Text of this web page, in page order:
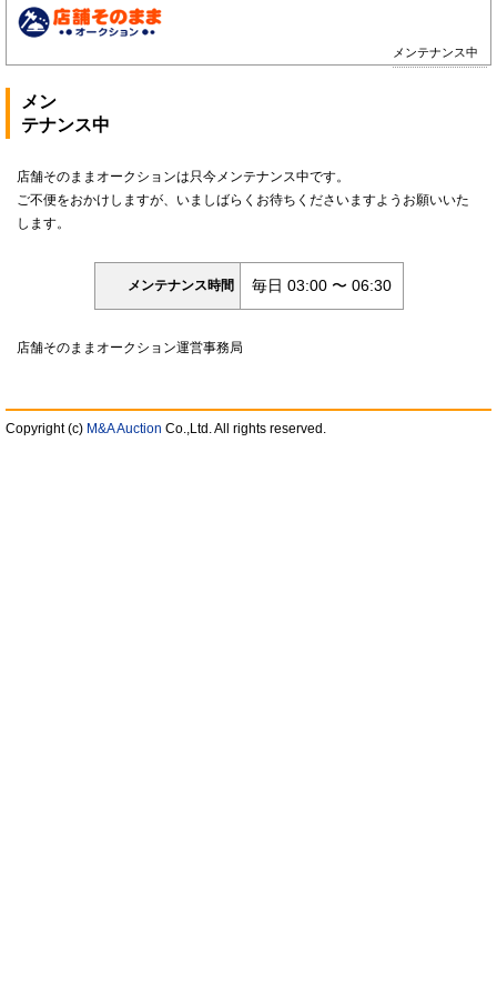
メンテナンス中
メン
テナンス中
店舗そのままオークションは只今メンテナンス中です。
ご不便をおかけしますが、いましばらくお待ちくださいますようお願いいた
します。
メンテナンス時間 毎日 03:00 〜 06:30
店舗そのままオークション運営事務局
Copyright (c) M&A Auction Co.,Ltd. All rights reserved.